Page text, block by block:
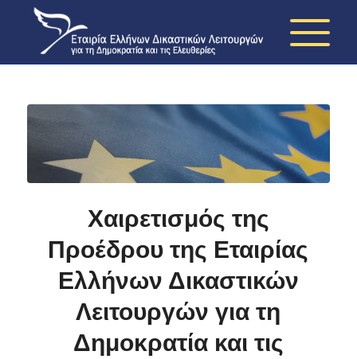
Χαιρετισμός της
Προέδρου της Εταιρίας
Ελλήνων Δικαστικών
Λειτουργών για τη
Δημοκρατία και τις